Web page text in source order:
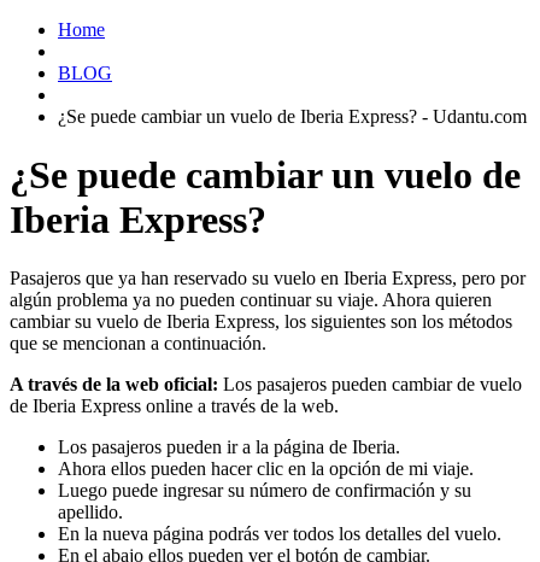
Home
BLOG
¿Se puede cambiar un vuelo de Iberia Express? - Udantu.com
¿Se puede cambiar un vuelo de
Iberia Express?
Pasajeros que ya han reservado su vuelo en Iberia Express, pero por
algún problema ya no pueden continuar su viaje. Ahora quieren
cambiar su vuelo de Iberia Express, los siguientes son los métodos
que se mencionan a continuación.
A través de la web oficial: Los pasajeros pueden cambiar de vuelo
de Iberia Express online a través de la web.
Los pasajeros pueden ir a la página de Iberia.
Ahora ellos pueden hacer clic en la opción de mi viaje.
Luego puede ingresar su número de confirmación y su
apellido.
En la nueva página podrás ver todos los detalles del vuelo.
En el abajo ellos pueden ver el botón de cambiar.